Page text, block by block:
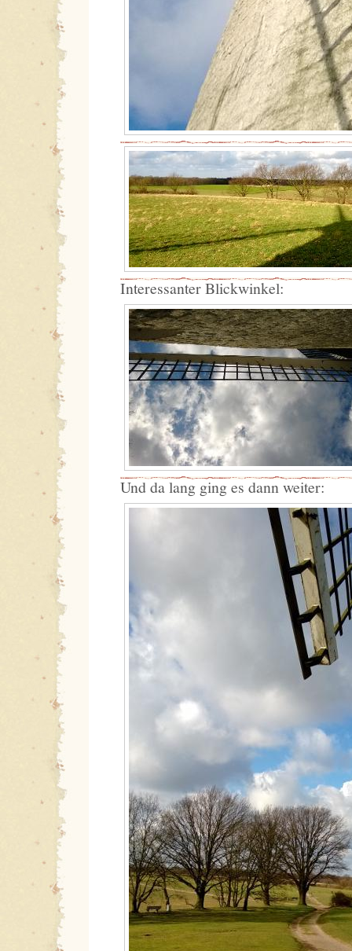
Interessanter Blickwinkel:
Und da lang ging es dann weiter: